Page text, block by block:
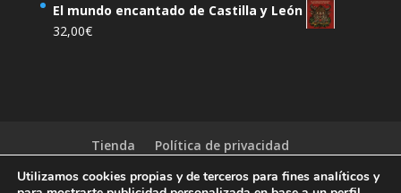
El mundo encantado de Castilla y León
32,00€
Tienda
Política de privacidad
Actualidad
Carrito
Utilizamos cookies propias y de terceros para fines analíticos y